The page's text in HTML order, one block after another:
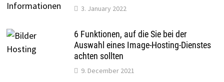
3. January 2022
6 Funktionen, auf die Sie bei der
Auswahl eines Image-Hosting-Dienstes
achten sollten
9. December 2021